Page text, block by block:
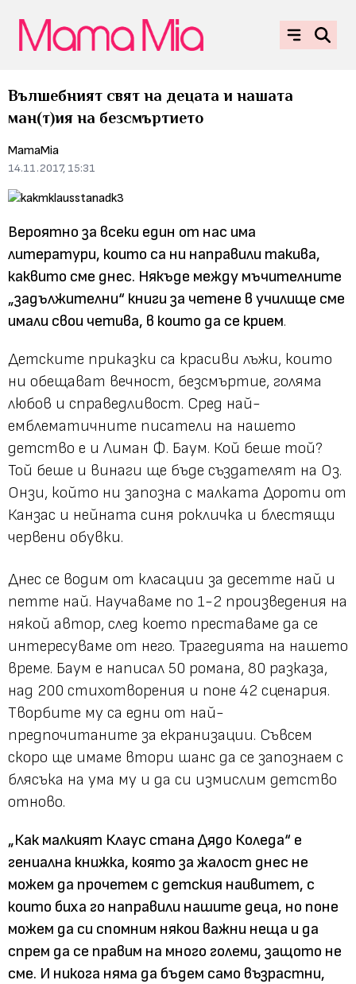
Вълшебният свят на децата и нашата
ман(т)ия на безсмъртието
MamaMia
14.11.2017, 15:31
Вероятно за всеки един от нас има
литератури, които са ни направили такива,
каквито сме днес. Някъде между мъчителните
„задължителни“ книги за четене в училище сме
имали свои четива, в които да се крием.
Детските приказки са красиви лъжи, които
ни обещават вечност, безсмъртие, голяма
любов и справедливост. Сред най-
емблематичните писатели на нашето
детство е и Лиман Ф. Баум. Кой беше той?
Той беше и винаги ще бъде създателят на Оз.
Онзи, който ни запозна с малката Дороти от
Канзас и нейната синя рокличка и блестящи
червени обувки.
Днес се водим от класации за десетте най и
петте най. Научаваме по 1-2 произведения на
някой автор, след което преставаме да се
интересуваме от него. Трагедията на нашето
време. Баум е написал 50 романа, 80 разказа,
над 200 стихотворения и поне 42 сценария.
Творбите му са едни от най-
предпочитаните за екранизации. Съвсем
скоро ще имаме втори шанс да се запознаем с
блясъка на ума му и да си измислим детство
отново.
„Как малкият Клаус стана Дядо Коледа“ е
гениална книжка, която за жалост днес не
можем да прочетем с детския наивитет, с
които биха го направили нашите деца, но поне
можем да си спомним някои важни неща и да
спрем да се правим на много големи, защото не
сме. И никога няма да бъдем само възрастни,